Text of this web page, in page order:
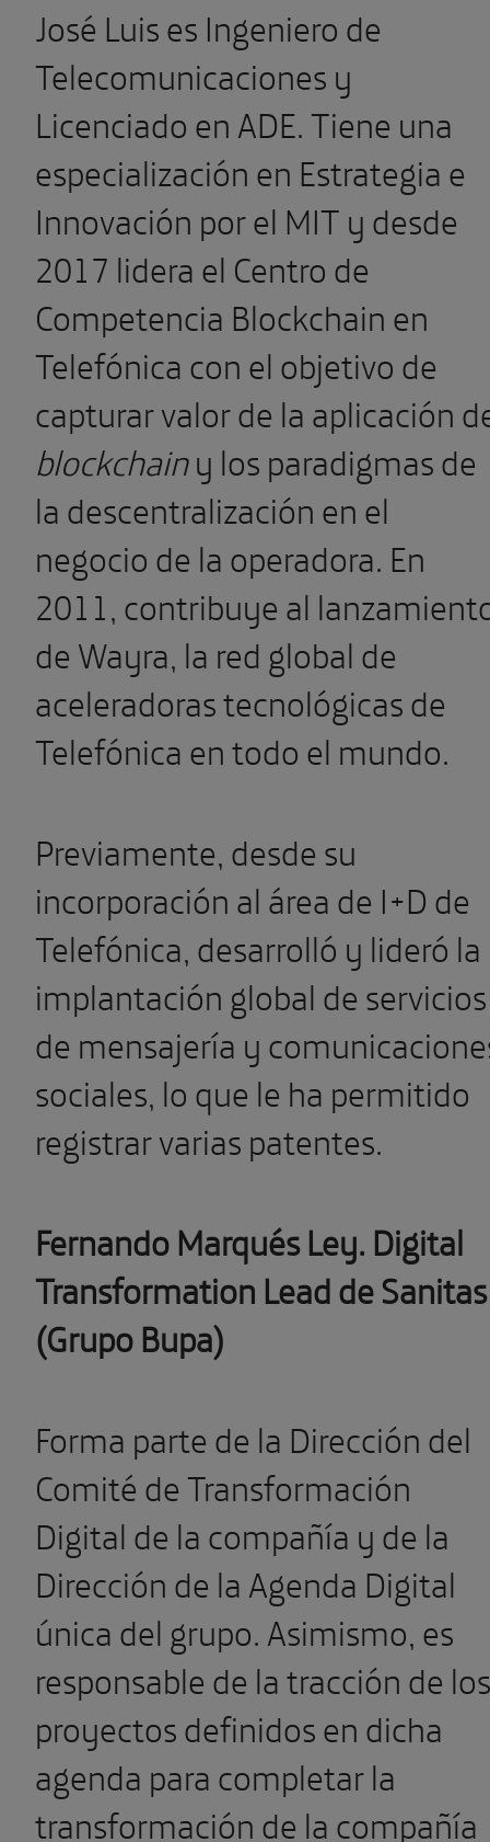
José Luis es Ingeniero de
Telecomunicaciones y
Licenciado en ADE. Tiene una
especialización en Estrategia e
Innovación por el MIT y desde
2017 lidera el Centro de
Competencia Blockchain en
Telefónica con el objetivo de
capturar valor de la aplicación
blockchainy los paradigmas de
la descentralización en el
negocio de la operadora. En
2011, contribuye al
de Wayra, la red global de
aceleradoras tecnológicas de
Telefónica en todo el mundo.
Previamente, desde su
incorporación al área de I+D de
Telefónica, desarrolló y lideró la
implantación global de servicios
de mensajería y
sociales, lo que le ha permitido
registrar varias patentes.
Fernando Marqués Ley. Digital
Transformation Lead de Sanitas
(Grupo Bupa)
Forma parte de la Dirección del
Comité de Transformación
Digital de la compañía y de la
Dirección de la Agenda Digital
única del grupo. Asimismo, es
responsable de la tracción de los
proyectos definidos en dicha
agenda para completar la
transformación de la compañía